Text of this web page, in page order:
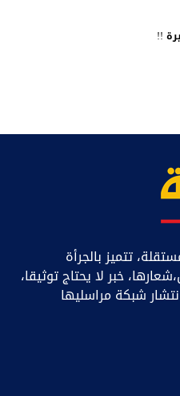
!!
تتميز بالجرأة
خبر ﻻ يحتاج توثيقا،
شبكة مراسليها